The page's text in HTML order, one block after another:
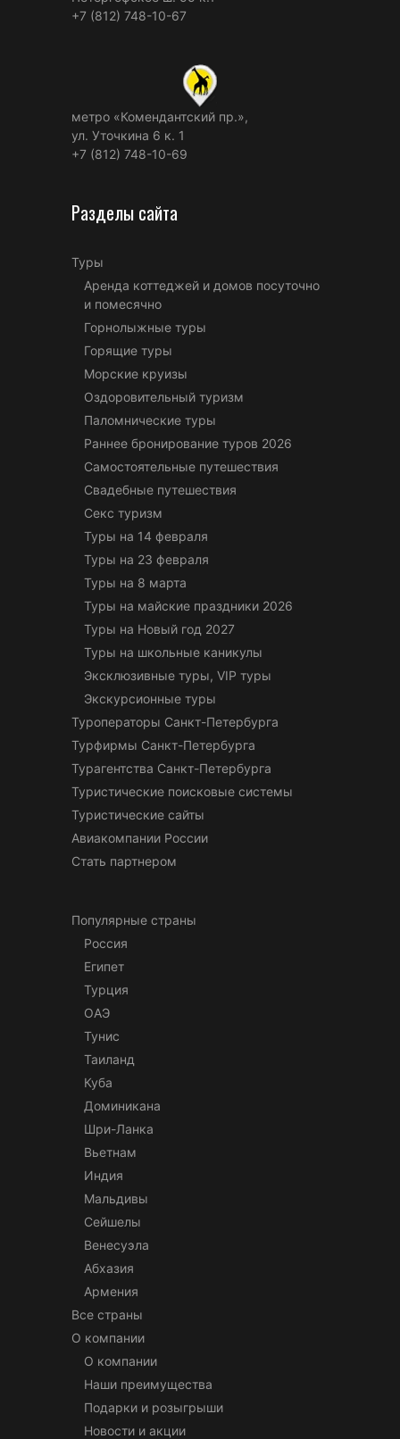
+7 (812) 748-10-67
метро «Комендантский пр.»,
ул. Уточкина 6 к. 1
+7 (812) 748-10-69
Разделы сайта
Туры
Аренда коттеджей и домов посуточно
и помесячно
Горнолыжные туры
Горящие туры
Морские круизы
Оздоровительный туризм
Паломнические туры
Раннее бронирование туров 2026
Самостоятельные путешествия
Свадебные путешествия
Секс туризм
Туры на 14 февраля
Туры на 23 февраля
Туры на 8 марта
Туры на майские праздники 2026
Туры на Новый год 2027
Туры на школьные каникулы
Эксклюзивные туры, VIP туры
Экскурсионные туры
Туроператоры Санкт-Петербурга
Турфирмы Санкт-Петербурга
Турагентства Санкт-Петербурга
Туристические поисковые системы
Туристические сайты
Авиакомпании России
Стать партнером
Популярные страны
Россия
Египет
Турция
ОАЭ
Тунис
Таиланд
Куба
Доминикана
Шри-Ланка
Вьетнам
Индия
Мальдивы
Сейшелы
Венесуэла
Абхазия
Армения
Все страны
О компании
О компании
Наши преимущества
Подарки и розыгрыши
Новости и акции